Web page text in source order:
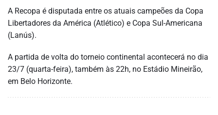
A Recopa é disputada entre os atuais campeões da Copa
Libertadores da América (Atlético) e Copa Sul-Americana
(Lanús).
A partida de volta do torneio continental acontecerá no dia
23/7 (quarta-feira), também às 22h, no Estádio Mineirão,
em Belo Horizonte.